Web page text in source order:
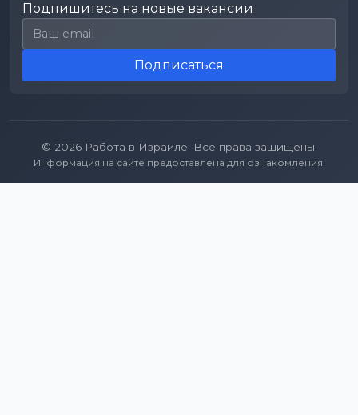
Подпишитесь на новые вакансии
Email для подписки
Подписаться
© 2026 Работа в Израиле. Все права защищены.
Информация на сайте предоставлена для ознакомления.